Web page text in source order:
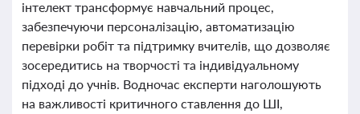
інтелект трансформує навчальний процес,
забезпечуючи персоналізацію, автоматизацію
перевірки робіт та підтримку вчителів, що дозволяє
зосередитись на творчості та індивідуальному
підході до учнів. Водночас експерти наголошують
на важливості критичного ставлення до ШІ,